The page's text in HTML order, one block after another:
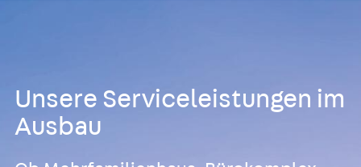
Individuelle Lösungen
Unsere Serviceleistungen im
Ausbau